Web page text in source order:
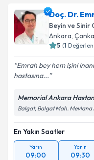
için bir takvim
bilgilendireceğiz.
E-posta Adresiniz
Metni'ni
kapsamda
Doç. Dr.
Beyin ve Sinir
Ankara,
5 (1
Emrah bey hem işini
hastasına...
Memorial Ankara
Balgat, Balgat Mah. Mevlana
En Yakın Saatler
Yarın
09:00
Yarın
09:30